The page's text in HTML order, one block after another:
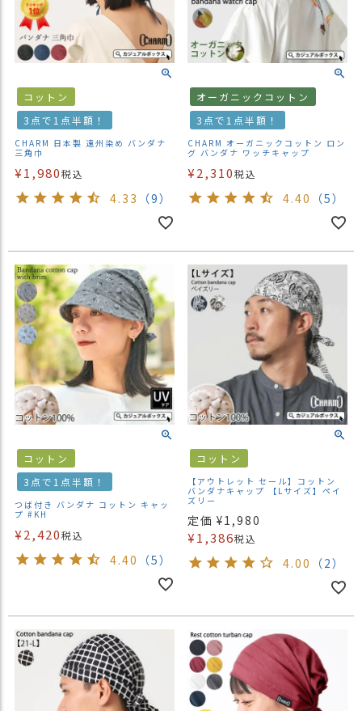
コットン
3点で1点半額！
CHARM 日本製 遠州染め バンダナ
三角巾
¥1,980税込
4.33 （9）
オーガニックコットン
3点で1点半額！
CHARM オーガニックコットン ロン
グ バンダナ ワッチキャップ
¥2,310税込
4.40 （5）
コットン
3点で1点半額！
つば付き バンダナ コットン キャッ
プ #KH
¥2,420税込
4.40 （5）
コットン
【アウトレット セール】コットン
バンダナキャップ 【Lサイズ】ペイ
ズリー
定価 ¥1,980
¥1,386税込
4.00 （2）